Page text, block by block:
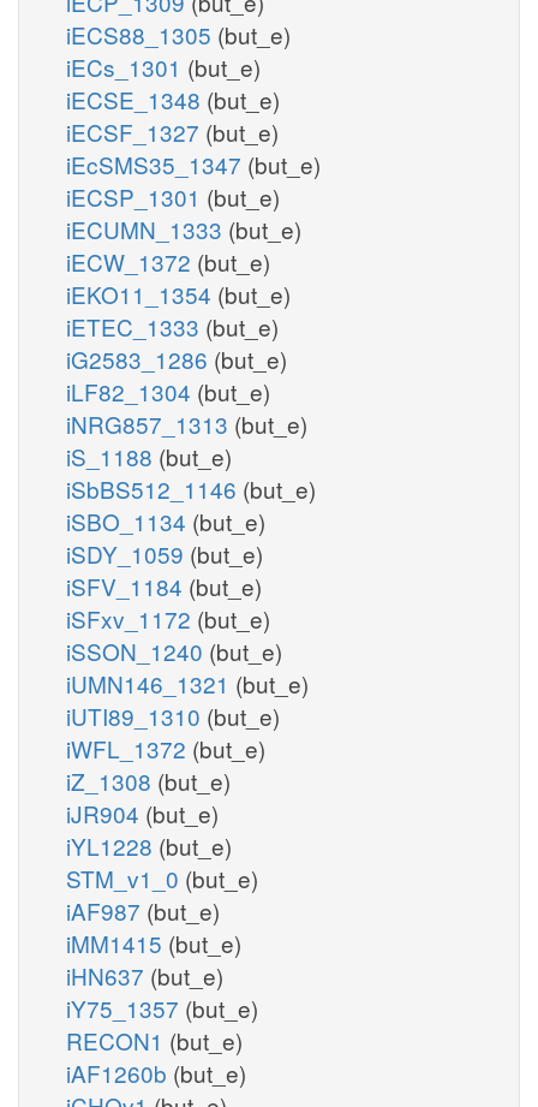
iECS88_1305 (but_e)
iECs_1301 (but_e)
iECSE_1348 (but_e)
iECSF_1327 (but_e)
iEcSMS35_1347 (but_e)
iECSP_1301 (but_e)
iECUMN_1333 (but_e)
iECW_1372 (but_e)
iEKO11_1354 (but_e)
iETEC_1333 (but_e)
iG2583_1286 (but_e)
iLF82_1304 (but_e)
iNRG857_1313 (but_e)
iS_1188 (but_e)
iSbBS512_1146 (but_e)
iSBO_1134 (but_e)
iSDY_1059 (but_e)
iSFV_1184 (but_e)
iSFxv_1172 (but_e)
iSSON_1240 (but_e)
iUMN146_1321 (but_e)
iUTI89_1310 (but_e)
iWFL_1372 (but_e)
iZ_1308 (but_e)
iJR904 (but_e)
iYL1228 (but_e)
STM_v1_0 (but_e)
iAF987 (but_e)
iMM1415 (but_e)
iHN637 (but_e)
iY75_1357 (but_e)
RECON1 (but_e)
iAF1260b (but_e)